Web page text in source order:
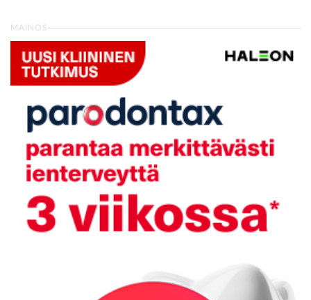
MAINOS